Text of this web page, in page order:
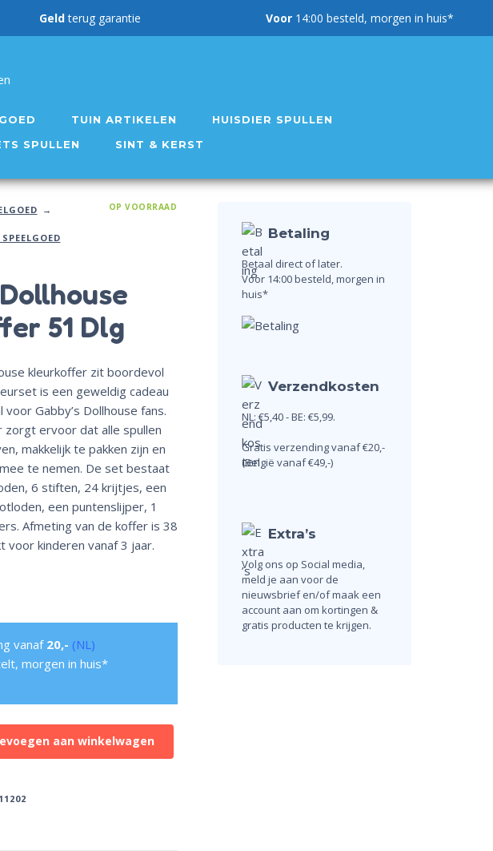
Geldterug garantie Voor 14:00 besteld, morgen in huis*
TUIN ARTIKELEN
HUISDIER SPULLEN
SPULLEN SINT & KERST
OP VOORRAAD
51 Dlg
kleurkoffer zit boordevol
is een geweldig cadeau
Gabby’s Dollhouse fans.
zorgt ervoor dat alle spullen
makkelijk te pakken zijn en
te nemen. De set bestaat
6 stiften, 24 krijtjes, een
een puntenslijper, 1
Afmeting van de koffer is 38
voor kinderen vanaf 3 jaar.
vanaf20,- (NL)
morgen in huis*
aan winkelwagen
Betaling
Betaal direct of later.
Voor 14:00 besteld, morgen in
huis*
Verzendkosten
NL: €5,40 - BE: €5,99.
Gratis verzending vanaf €20,-
(België vanaf €49,-)
Extra’s
Volg ons op Social media,
meld je aan voor de
nieuwsbrief en/of maak een
account aan om kortingen &
gratis producten te krijgen.